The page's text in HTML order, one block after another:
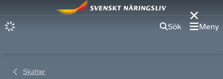
Sök Meny
Skatter